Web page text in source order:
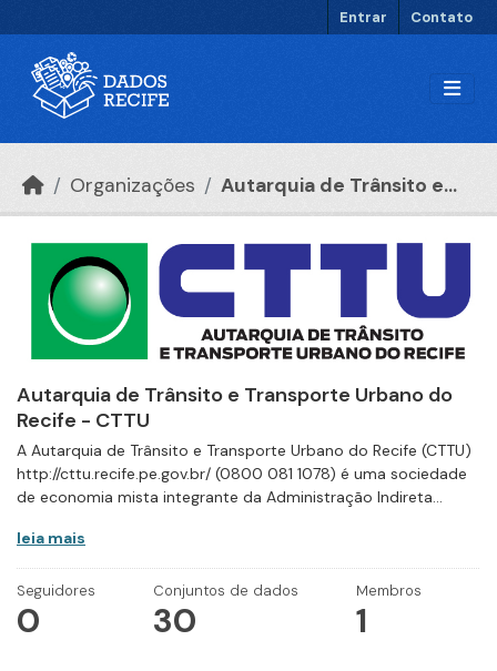
Entrar Contato
Organizações Autarquia de Trânsito e...
Autarquia de Trânsito e Transporte Urbano do
Recife - CTTU
A Autarquia de Trânsito e Transporte Urbano do Recife (CTTU)
http://cttu.recife.pe.gov.br/ (0800 081 1078) é uma sociedade
de economia mista integrante da Administração Indireta...
leia mais
Seguidores
0
Conjuntos de dados
30
Membros
1